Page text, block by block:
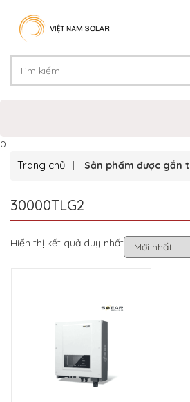
0
Trang chủ Sản phẩm được gắn
30000TLG2
Hiển thị kết quả duy nhất